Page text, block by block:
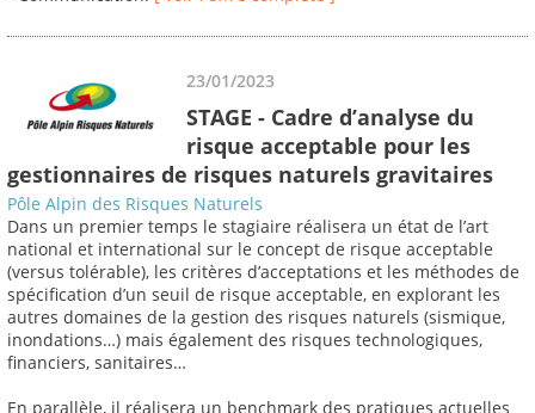
23/01/2023
STAGE - Cadre d’analyse du
risque acceptable pour les
gestionnaires de risques naturels gravitaires
Pôle Alpin des Risques Naturels
Dans un premier temps le stagiaire réalisera un état de l’art
national et international sur le concept de risque acceptable
(versus tolérable), les critères d’acceptations et les méthodes de
spécification d’un seuil de risque acceptable, en explorant les
autres domaines de la gestion des risques naturels (sismique,
inondations…) mais également des risques technologiques,
financiers, sanitaires…
En parallèle, il réalisera un benchmark des pratiques actuelles